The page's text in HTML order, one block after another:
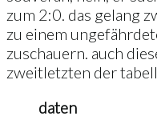
zum 2:0. das gelang
zu einem
zuschauern. auch
zweitletzten der
daten